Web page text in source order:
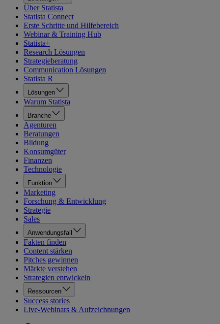
Über Statista
Statista Connect
Erste Schritte und Hilfebereich
Webinar & Training Hub
Statista+
Research Lösungen
Strategieberatung
Communication Lösungen
Statista R
Lösungen
Warum Statista
Branche
Agenturen
Beratungen
Bildung
Konsumgüter
Finanzen
Technologie
Funktion
Marketing
Forschung & Entwicklung
Strategie
Sales
Anwendungsfall
Fakten finden
Content stärken
Pitches gewinnen
Märkte verstehen
Strategien entwickeln
Ressourcen
Success stories
Live-Webinars & Aufzeichnungen